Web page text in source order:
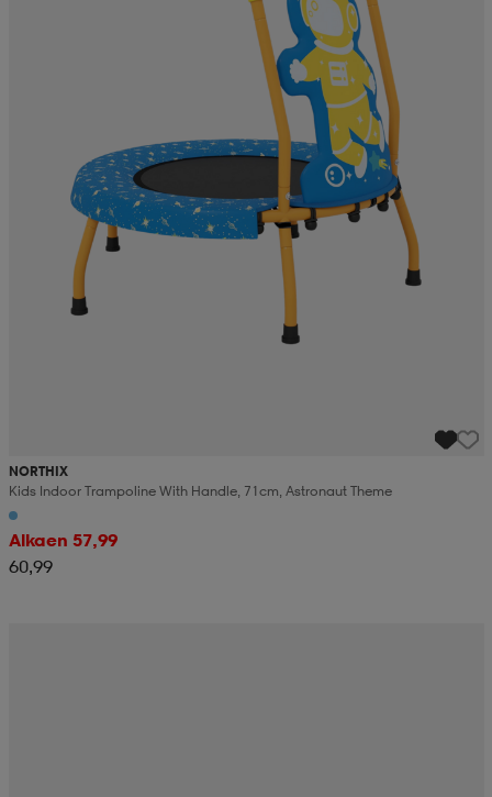
NORTHIX
Kids Indoor Trampoline With Handle, 71cm, Astronaut Theme
Alkaen 57,99
60,99